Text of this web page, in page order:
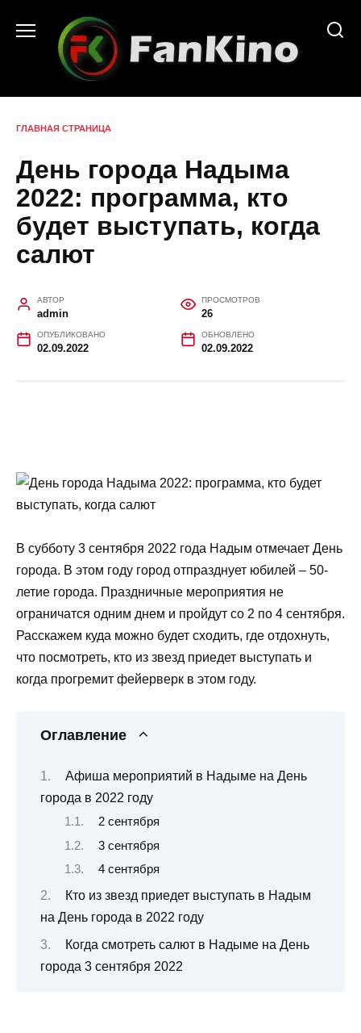
содержанию
ГЛАВНАЯ СТРАНИЦА
День города Надыма
2022: программа, кто
будет выступать, когда
салют
АВТОР
admin
ПРОСМОТРОВ
26
ОПУБЛИКОВАНО
02.09.2022
ОБНОВЛЕНО
02.09.2022
В субботу 3 сентября 2022 года Надым отмечает День
города. В этом году город отпразднует юбилей – 50-
летие города. Праздничные мероприятия не
ограничатся одним днем и пройдут со 2 по 4 сентября.
Расскажем куда можно будет сходить, где отдохнуть,
что посмотреть, кто из звезд приедет выступать и
когда прогремит фейерверк в этом году.
Оглавление
Афиша мероприятий в Надыме на День
города в 2022 году
2 сентября
3 сентября
4 сентября
Кто из звезд приедет выступать в Надым
на День города в 2022 году
Когда смотреть салют в Надыме на День
города 3 сентября 2022